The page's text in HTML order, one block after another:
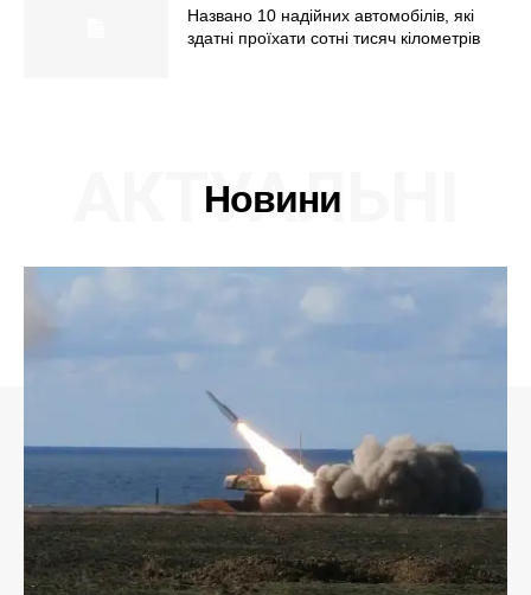
Названо 10 надійних автомобілів, які
здатні проїхати сотні тисяч кілометрів
Новини
АКТУАЛЬНІ